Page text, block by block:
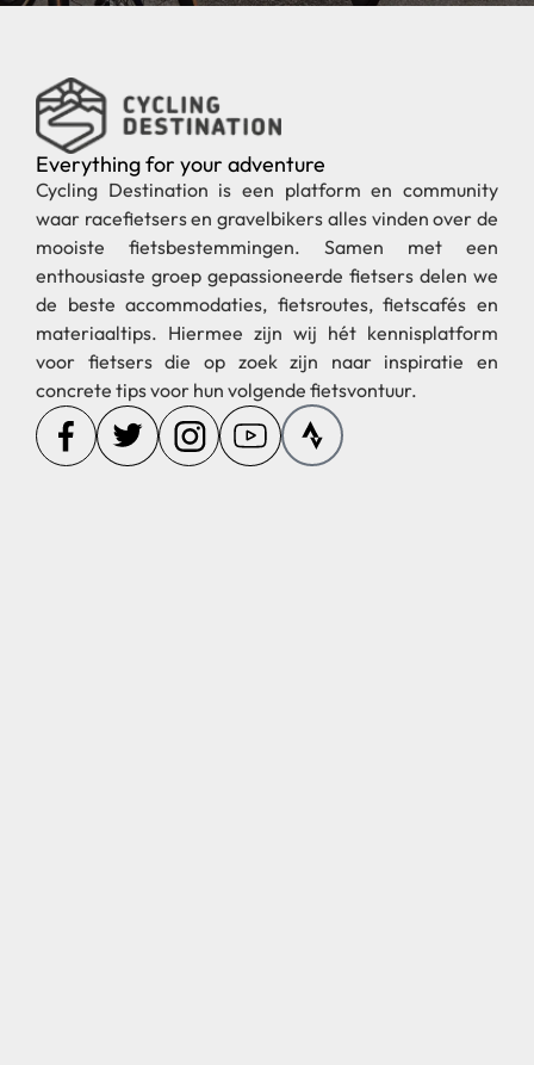
Everything for your adventure
Cycling Destination is een platform en community
waar racefietsers en gravelbikers alles vinden over de
mooiste fietsbestemmingen. Samen met een
enthousiaste groep gepassioneerde fietsers delen we
de beste accommodaties, fietsroutes, fietscafés en
materiaaltips. Hiermee zijn wij hét kennisplatform
voor fietsers die op zoek zijn naar inspiratie en
concrete tips voor hun volgende fietsvontuur.